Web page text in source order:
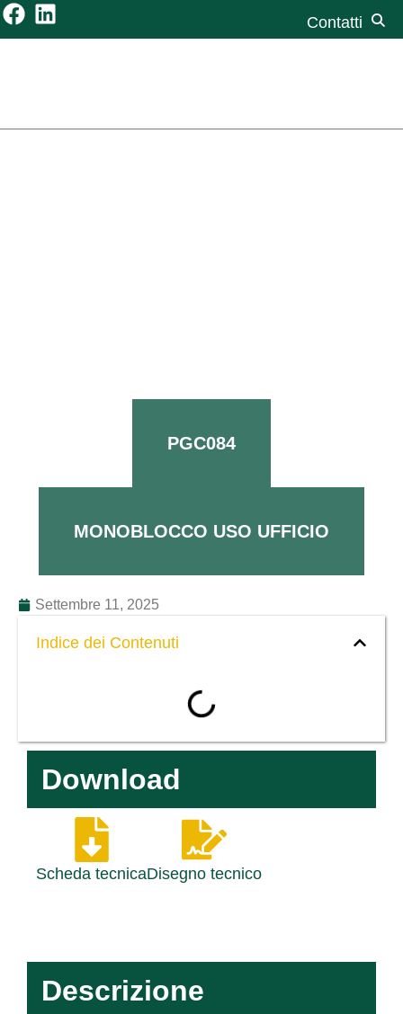
Contatti
PGC084
MONOBLOCCO USO UFFICIO
Settembre 11, 2025
Indice dei Contenuti
Download
Scheda tecnicaDisegno tecnico
Descrizione